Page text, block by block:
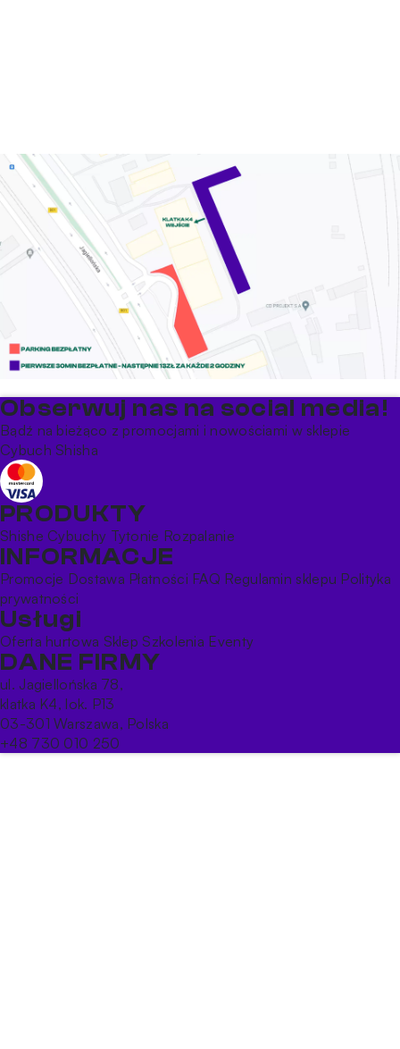
Obserwuj nas na social media!
Bądź na bieżąco z promocjami i nowościami w sklepie
Cybuch Shisha
PRODUKTY
Shishe Cybuchy Tytonie Rozpalanie
INFORMACJE
Promocje Dostawa Płatności FAQ Regulamin sklepu Polityka
prywatności
Usługi
Oferta hurtowa Sklep Szkolenia Eventy
DANE FIRMY
ul. Jagiellońska 78,
klatka K4, lok. P13
03-301 Warszawa, Polska
+48 730 010 250